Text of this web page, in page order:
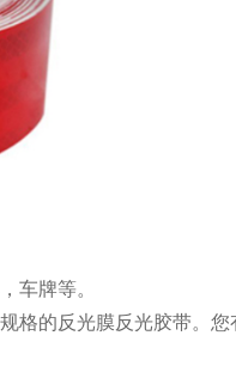
车牌等。
格的反光膜反光胶带。您